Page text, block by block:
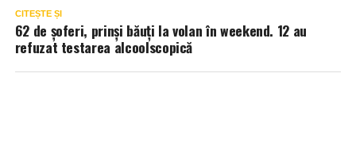
CITEȘTE ȘI
62 de șoferi, prinși băuți la volan în weekend. 12 au
refuzat testarea alcoolscopică